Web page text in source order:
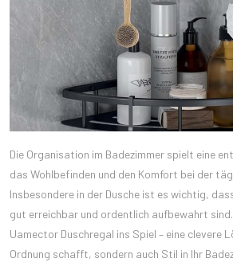
Die Organisation im Badezimmer spielt eine
das Wohlbefinden und den Komfort bei der
Insbesondere in der Dusche ist es wichtig,
gut erreichbar und ordentlich aufbewahrt
Uamector Duschregal ins Spiel – eine clevere
Ordnung schafft, sondern auch Stil in Ihr